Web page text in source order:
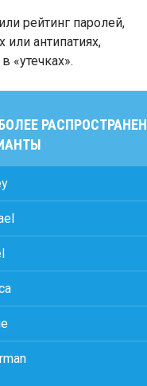
рейтинг паролей,
антипатиях,
«утечках».